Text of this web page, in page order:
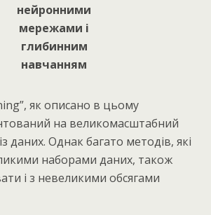
нейронними
мережами і
глибинним
навчанням
як описано в цьому
на великомасштабний
даних. Однак багато методів, які
наборами даних, також
і з невеликими обсягами